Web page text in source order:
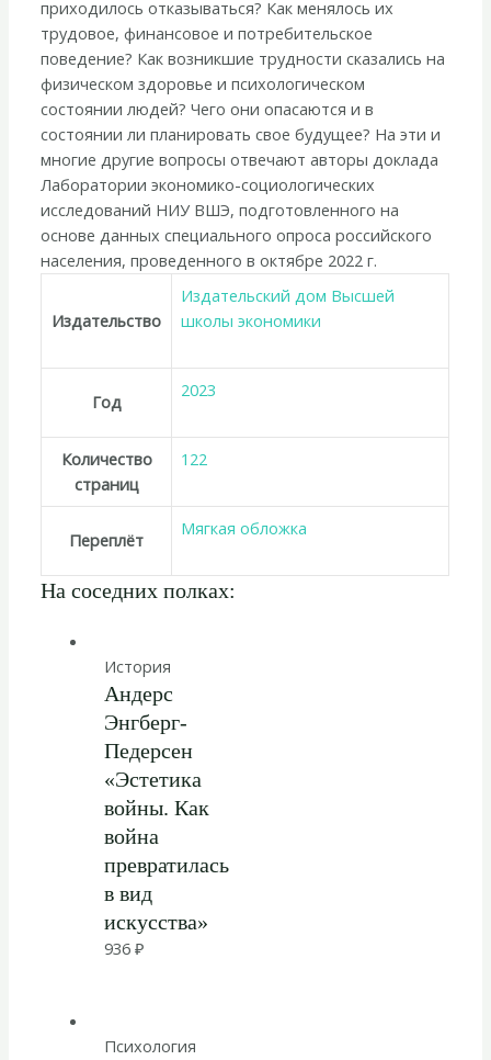
приходилось отказываться? Как менялось их
трудовое, финансовое и потребительское
поведение? Как возникшие трудности сказались на
физическом здоровье и психологическом
состоянии людей? Чего они опасаются и в
состоянии ли планировать свое будущее? На эти и
многие другие вопросы отвечают авторы доклада
Лаборатории экономико-социологических
исследований НИУ ВШЭ, подготовленного на
основе данных специального опроса российского
населения, проведенного в октябре 2022 г.
Издательство
Издательский дом Высшей
школы экономики
Год
2023
Количество
страниц
122
Переплёт
Мягкая обложка
На соседних полках:
История
Андерс
Энгберг-
Педерсен
«Эстетика
войны. Как
война
превратилась
в вид
искусства»
936₽
Психология